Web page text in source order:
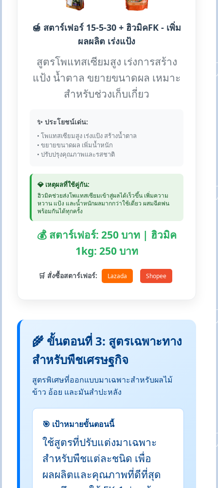
🍯 สตาร์เฟอร์ 15-5-30 + ฮิวมิคFK - เพิ่ม
ผลผลิต เร่งแป้ง
สูตรโพแทสเซียมสูง เร่งการสร้าง
แป้ง น้ำตาล ขยายขนาดผล เหมาะ
สำหรับช่วงเก็บเกี่ยว
✨ ประโยชน์เด่น:
• โพแทสเซียมสูง เร่งแป้ง สร้างน้ำตาล
• ขยายขนาดผล เพิ่มน้ำหนัก
• ปรับปรุงคุณภาพและรสชาติ
💎 เหตุผลที่ใช้คู่กัน:
ฮิวมิคช่วยส่งโพแทสเซียมเข้าสู่ผลได้เร็วขึ้น เพิ่มความ
หวาน แป้ง และน้ำหนักผลมากกว่าใช้เดี่ยว ผสมฉีดพ่น
พร้อมกันได้ทุกครั้ง
💰 สตาร์เฟอร์: 250 บาท | ฮิวมิค
1kg: 250 บาท
🛒 สั่งซื้อสตาร์เฟอร์: Lazada Shopee
🌾 ขั้นตอนที่ 3: สูตรเฉพาะทาง
สำหรับพืชเศรษฐกิจ
สูตรพิเศษที่ออกแบบมาเฉพาะสำหรับผลไม้
ข้าว อ้อย และมันสำปะหลัง
🎯 เป้าหมายขั้นตอนนี้
ใช้สูตรที่ปรับแต่งมาเฉพาะ
สำหรับพืชแต่ละชนิด เพื่อ
ผลผลิตและคุณภาพที่ดีที่สุด